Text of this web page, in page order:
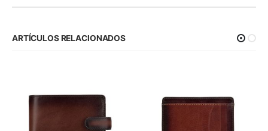
ARTÍCULOS RELACIONADOS